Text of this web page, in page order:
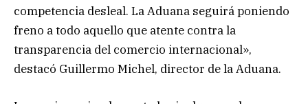
competencia desleal. La Aduana seguirá poniendo
freno a todo aquello que atente contra la
transparencia del comercio internacional»,
destacó Guillermo Michel, director de la Aduana.